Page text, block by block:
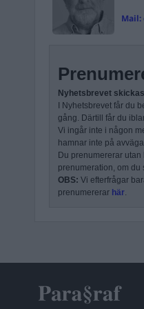
Mail:
Nyhetsbrevet
I Nyhetsbrevet får du
gång. Därtill får du
Vi ingår inte i någon
hamnar inte på
Du prenumererar
prenumeration, om du
OBS: Vi efterfrågar
prenumererar här